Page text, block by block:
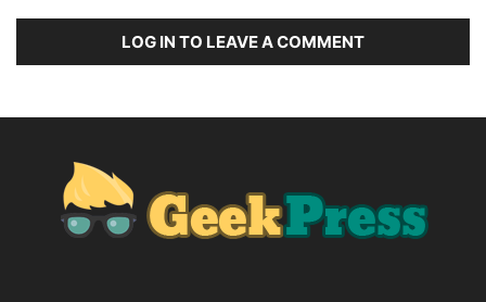
LOG IN TO LEAVE A COMMENT